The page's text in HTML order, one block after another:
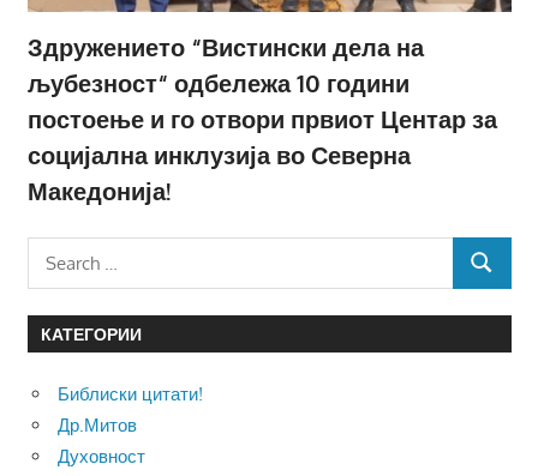
Здружението “Вистински дела на
љубезност“ одбележа 10 години
постоење и го отвори првиот Центар за
социјална инклузија во Северна
Македонија!
SEARCH
КАТЕГОРИИ
Библиски цитати!
Др.Митов
Духовност